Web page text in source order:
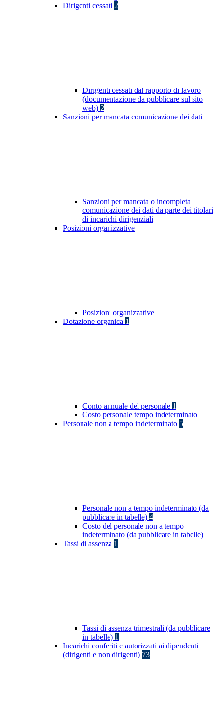
Dirigenti cessati 2
Dirigenti cessati dal rapporto di lavoro
(documentazione da pubblicare sul sito
web) 2
Sanzioni per mancata comunicazione dei dati
Sanzioni per mancata o incompleta
comunicazione dei dati da parte dei titolari
di incarichi dirigenziali
Posizioni organizzative
Posizioni organizzative
Dotazione organica 1
Conto annuale del personale 1
Costo personale tempo indeterminato
Personale non a tempo indeterminato 5
Personale non a tempo indeterminato (da
pubblicare in tabelle) 4
Costo del personale non a tempo
indeterminato (da pubblicare in tabelle)
Tassi di assenza 1
Tassi di assenza trimestrali (da pubblicare
in tabelle) 1
Incarichi conferiti e autorizzati ai dipendenti
(dirigenti e non dirigenti) 73